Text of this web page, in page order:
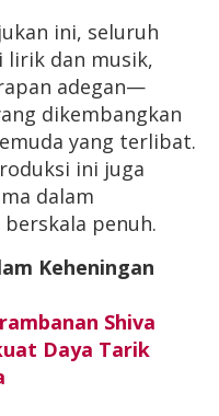
ini, seluruh
dan musik,
adegan—
dikembangkan
yang terlibat.
ini juga
dalam
penuh.
Keheningan
Shiva
Daya Tarik